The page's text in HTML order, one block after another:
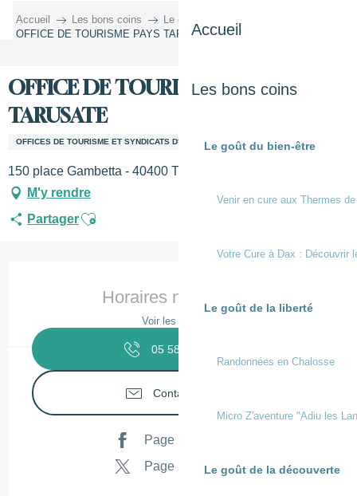
Accueil
Les bons coins
Le goût du bien-être
Venir en cure aux Thermes
Votre Cure à Dax : Découvrir
Le goût de la liberté
Randonnées en Chalosse
Micro Z'aventure "Adiu les
Le goût de la découverte
Accueil Les bons coins
Le goût de la découverte
OFFICE DE TOURISME PAYS TARUSATE
OFFICE DE TOURISME PAYS
TARUSATE
OFFICES DE TOURISME ET SYNDICATS D'INITIATIVE
150 place Gambetta - 40400 TARTAS, 40250 Mugron
M'y rendre
PartagerAjouter aux favoris
Horaires non définis
Voir les horaires
05 58 57 96
Contactez-nous
Page Facebook
Page X